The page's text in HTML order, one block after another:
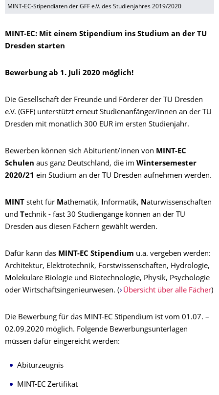
MINT-EC-Stipendiaten der GFF e.V. des Studienjahres 2019/2020
MINT-EC: Mit einem Stipendium ins Studium an der TU
Dresden starten
Bewerbung ab 1. Juli 2020 möglich!
Die Gesellschaft der Freunde und Förderer der TU Dresden
e.V. (GFF) unterstützt erneut Studienanfänger/innen an der TU
Dresden mit monatlich 300 EUR im ersten Studienjahr.
Bewerben können sich Abiturient/innen von MINT-EC
Schulen aus ganz Deutschland, die im Wintersemester
2020/21 ein Studium an der TU Dresden aufnehmen werden.
MINT steht für Mathematik, Informatik, Naturwissenschaften
und T echnik - fast 30 Studiengänge können an der TU
Dresden aus diesen Fächern gewählt werden.
Dafür kann das MINT-EC Stipendium u.a. vergeben werden:
Architektur, Elektrotechnik, Forstwissenschaften, Hydrologie,
Molekulare Biologie und Biotechnologie, Physik, Psychologie
oder Wirtschaftsingenieurwesen. ( Übersicht über alle Fächer)
Die Bewerbung für das MINT-EC Stipendium ist vom 01.07. –
02.09.2020 möglich. Folgende Bewerbungsunterlagen
müssen dafür eingereicht werden:
Abiturzeugnis
MINT-EC Zertifikat